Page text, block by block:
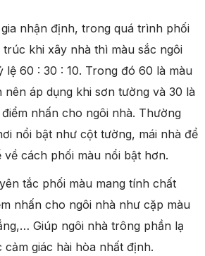
nhận định, trong quá trình phối
trúc khi xây nhà thì màu sắc ngôi
lệ 60 : 30 : 10. Trong đó 60 là màu
nên áp dụng khi sơn tường và 30 là
nhấn cho ngôi nhà. Thường
nổi bật như cột tường, mái nhà để
về cách phối màu nổi bật hơn.
tắc phối màu mang tính chất
nhấn cho ngôi nhà như cặp màu
Giúp ngôi nhà trông phần lạ
cảm giác hài hòa nhất định.